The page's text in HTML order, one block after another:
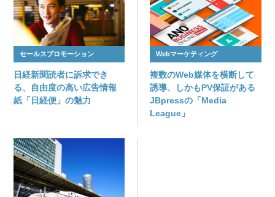
セールスプロモーション
日経新聞読者に訴求でき
る、自由度の高い広告情報
紙「日経便」の魅力
Webマーケティング
複数のWeb媒体を横断して
誘導、しかもPV保証がある
JBpressの「Media
League」